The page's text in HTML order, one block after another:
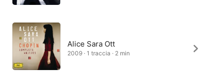
Alice Sara Ott
2009 · 1 traccia · 2 min